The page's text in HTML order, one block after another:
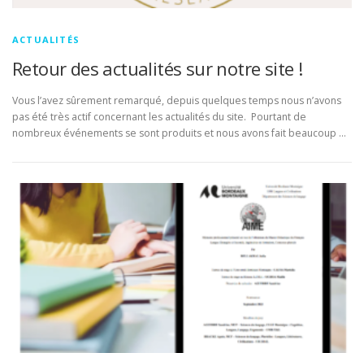
ACTUALITÉS
Retour des actualités sur notre site !
Vous l’avez sûrement remarqué, depuis quelques temps nous n’avons
pas été très actif concernant les actualités du site. Pourtant de
nombreux événements se sont produits et nous avons fait beaucoup …